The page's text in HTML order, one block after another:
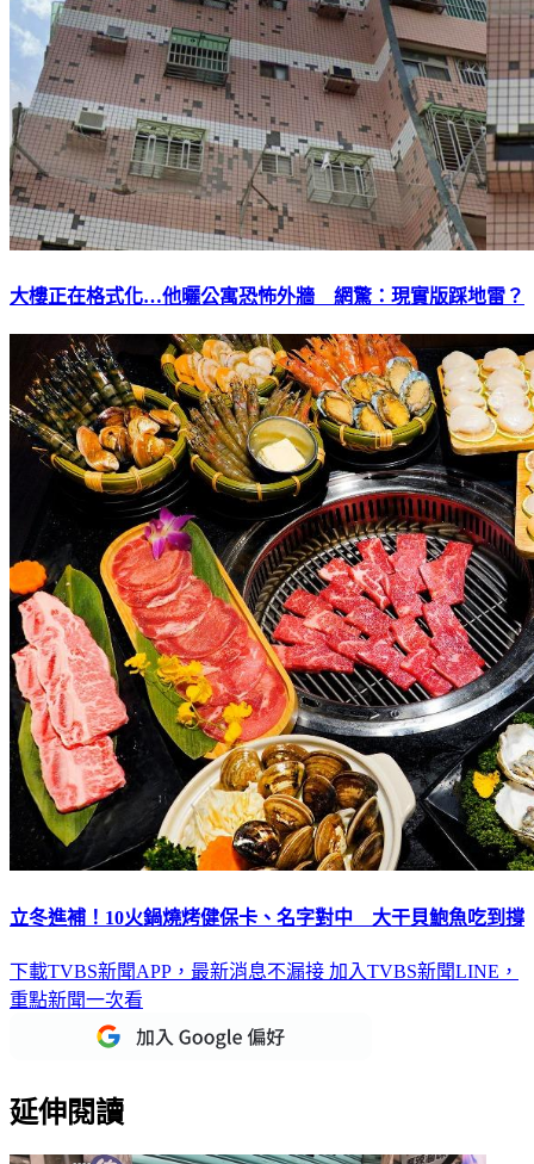
大樓正在格式化…他曬公寓恐怖外牆 網驚：現實版踩地雷？
立冬進補！10火鍋燒烤健保卡、名字對中 大干貝鮑魚吃到撐
下載TVBS新聞APP，最新消息不漏接 加入TVBS新聞LINE，
重點新聞一次看
延伸閱讀